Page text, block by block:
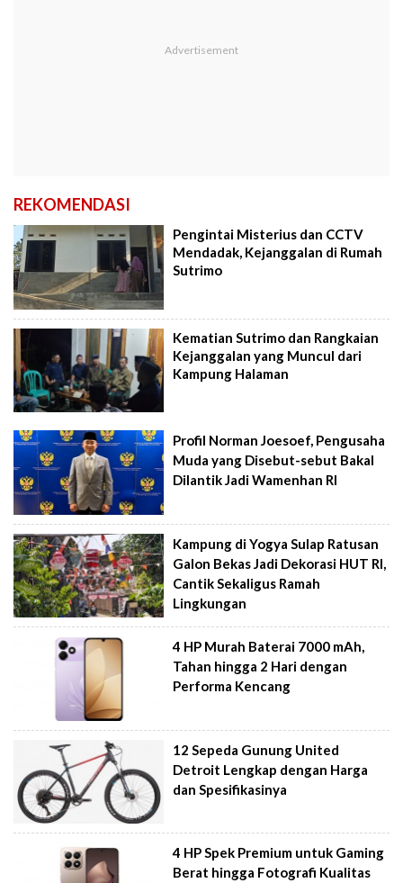
REKOMENDASI
Pengintai Misterius dan CCTV
Mendadak, Kejanggalan di Rumah
Sutrimo
Kematian Sutrimo dan Rangkaian
Kejanggalan yang Muncul dari
Kampung Halaman
Profil Norman Joesoef, Pengusaha
Muda yang Disebut-sebut Bakal
Dilantik Jadi Wamenhan RI
Kampung di Yogya Sulap Ratusan
Galon Bekas Jadi Dekorasi HUT RI,
Cantik Sekaligus Ramah
Lingkungan
4 HP Murah Baterai 7000 mAh,
Tahan hingga 2 Hari dengan
Performa Kencang
12 Sepeda Gunung United
Detroit Lengkap dengan Harga
dan Spesifikasinya
4 HP Spek Premium untuk Gaming
Berat hingga Fotografi Kualitas